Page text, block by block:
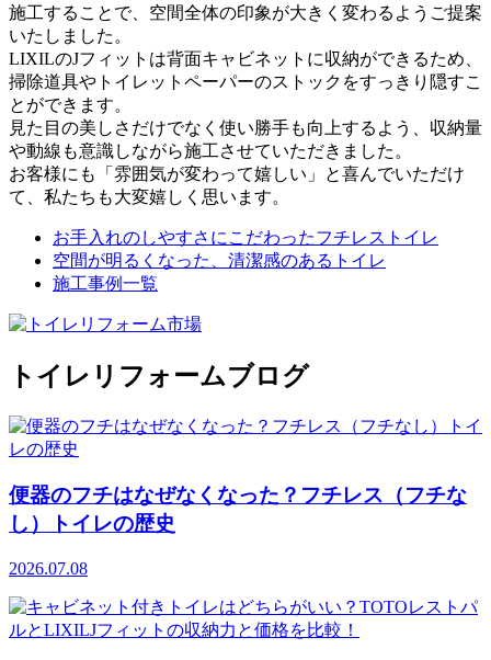
施工することで、空間全体の印象が大きく変わるようご提案
いたしました。
LIXILのJフィットは背面キャビネットに収納ができるため、
掃除道具やトイレットペーパーのストックをすっきり隠すこ
とができます。
見た目の美しさだけでなく使い勝手も向上するよう、収納量
や動線も意識しながら施工させていただきました。
お客様にも「雰囲気が変わって嬉しい」と喜んでいただけ
て、私たちも大変嬉しく思います。
お手入れのしやすさにこだわったフチレストイレ
空間が明るくなった、清潔感のあるトイレ
施工事例一覧
トイレリフォームブログ
便器のフチはなぜなくなった？フチレス（フチな
し）トイレの歴史
2026.07.08